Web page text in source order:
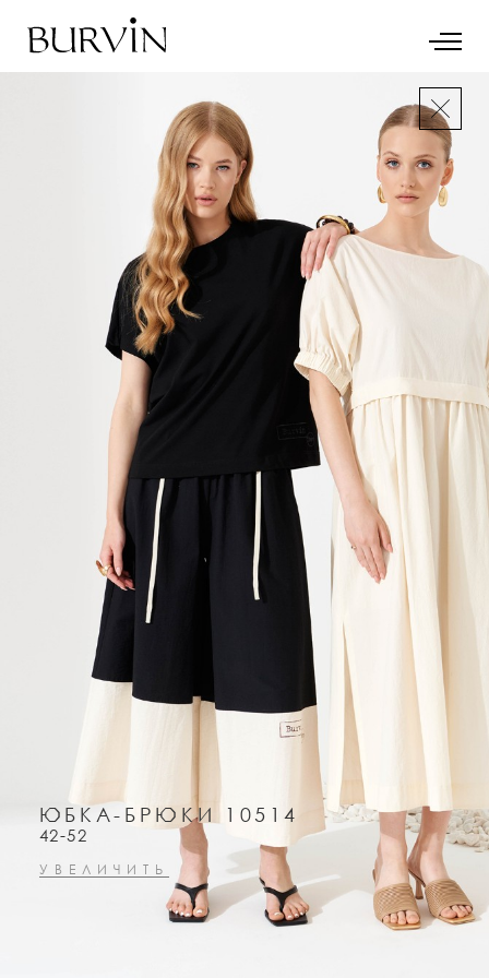
ЮБКА-БРЮКИ 10514
42-52
УВЕЛИЧИТЬ